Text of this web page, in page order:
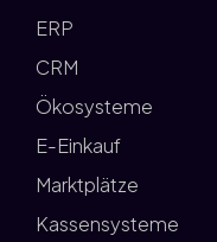
ERP
CRM
Ökosysteme
E-Einkauf
Marktplätze
Kassensysteme